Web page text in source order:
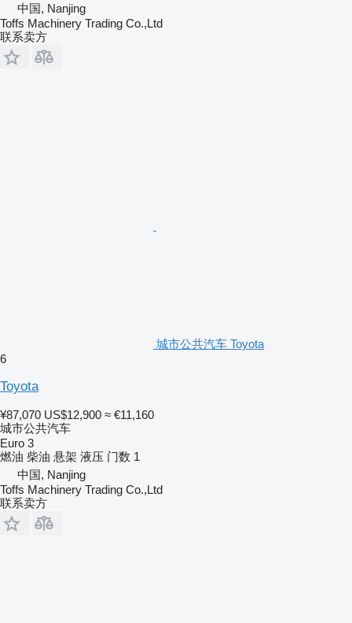
中国, Nanjing
Toffs Machinery Trading Co.,Ltd
联系卖方
城市公共汽车 Toyota
6
Toyota
¥87,070 US$12,900 ≈ €11,160
城市公共汽车
Euro 3
燃油 柴油 悬架 液压 门数 1
中国, Nanjing
Toffs Machinery Trading Co.,Ltd
联系卖方